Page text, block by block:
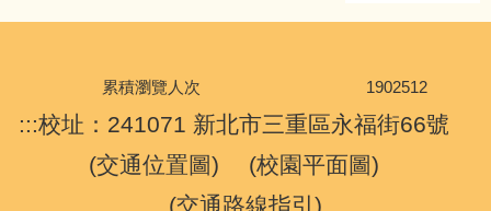
累積瀏覽人次 1902512
:::校址：241071 新北市三重區永福街66號
(交通位置圖) (校園平面圖)
(交通路線指引 )